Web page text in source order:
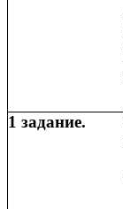
1 задание.